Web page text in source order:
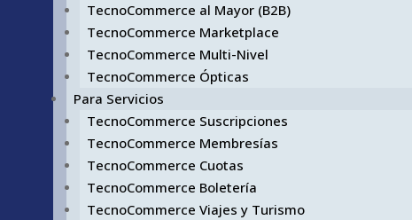
TecnoCommerce al Mayor (B2B)
TecnoCommerce Marketplace
TecnoCommerce Multi-Nivel
TecnoCommerce Ópticas
Para Servicios
TecnoCommerce Suscripciones
TecnoCommerce Membresías
TecnoCommerce Cuotas
TecnoCommerce Boletería
TecnoCommerce Viajes y Turismo